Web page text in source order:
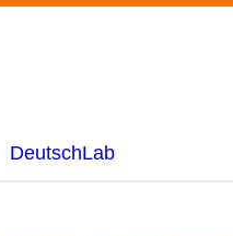
DeutschLab